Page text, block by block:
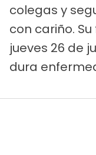
colegas y
con cariño.
jueves 26 de
dura